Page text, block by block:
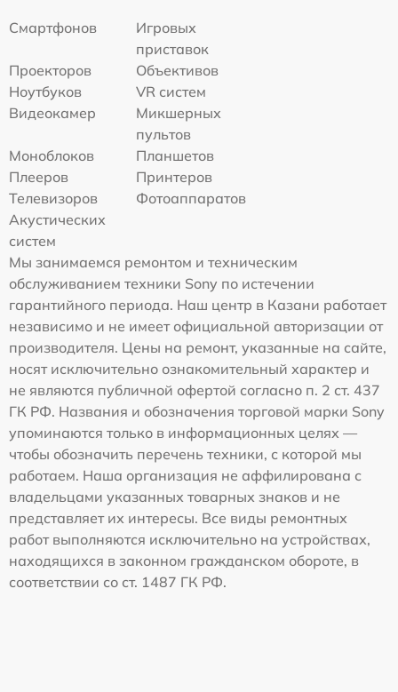
Смартфонов
Игровых
приставок
Проекторов
Объективов
Ноутбуков
VR систем
Видеокамер
Микшерных
пультов
Моноблоков
Планшетов
Плееров
Принтеров
Телевизоров
Фотоаппаратов
Акустических
систем
Мы занимаемся ремонтом и техническим
обслуживанием техники Sony по истечении
гарантийного периода. Наш центр в Казани работает
независимо и не имеет официальной авторизации от
производителя. Цены на ремонт, указанные на сайте,
носят исключительно ознакомительный характер и
не являются публичной офертой согласно п. 2 ст. 437
ГК РФ. Названия и обозначения торговой марки Sony
упоминаются только в информационных целях —
чтобы обозначить перечень техники, с которой мы
работаем. Наша организация не аффилирована с
владельцами указанных товарных знаков и не
представляет их интересы. Все виды ремонтных
работ выполняются исключительно на устройствах,
находящихся в законном гражданском обороте, в
соответствии со ст. 1487 ГК РФ.